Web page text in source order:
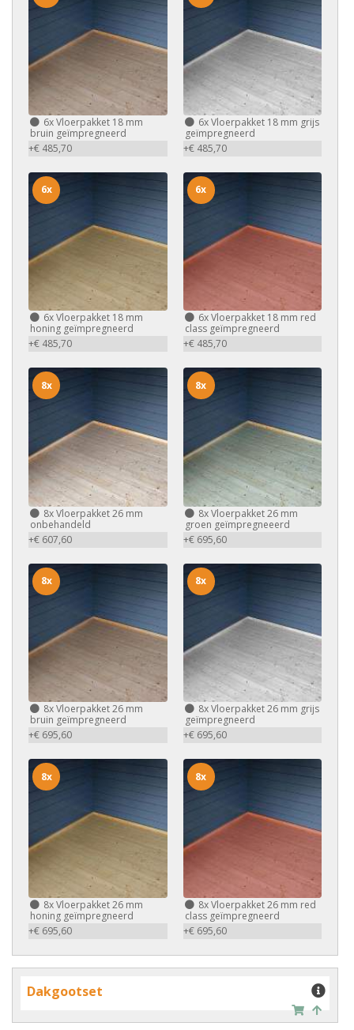
6xVloerpakket 18 mm
bruin geïmpregneerd
+€ 485,70
6xVloerpakket 18 mm grijs
geïmpregneerd
+€ 485,70
6xVloerpakket 18 mm
honing geïmpregneerd
+€ 485,70
6x
6xVloerpakket 18 mm red
class geïmpregneerd
+€ 485,70
6x
8xVloerpakket 26 mm
onbehandeld
+€ 607,60
8x
8xVloerpakket 26 mm
groen geïmpregneeerd
+€ 695,60
8x
8xVloerpakket 26 mm
bruin geïmpregneerd
+€ 695,60
8x
8xVloerpakket 26 mm grijs
geïmpregneerd
+€ 695,60
8x
8xVloerpakket 26 mm
honing geïmpregneerd
+€ 695,60
8x
8xVloerpakket 26 mm red
class geïmpregneerd
+€ 695,60
8x
Dakgootset